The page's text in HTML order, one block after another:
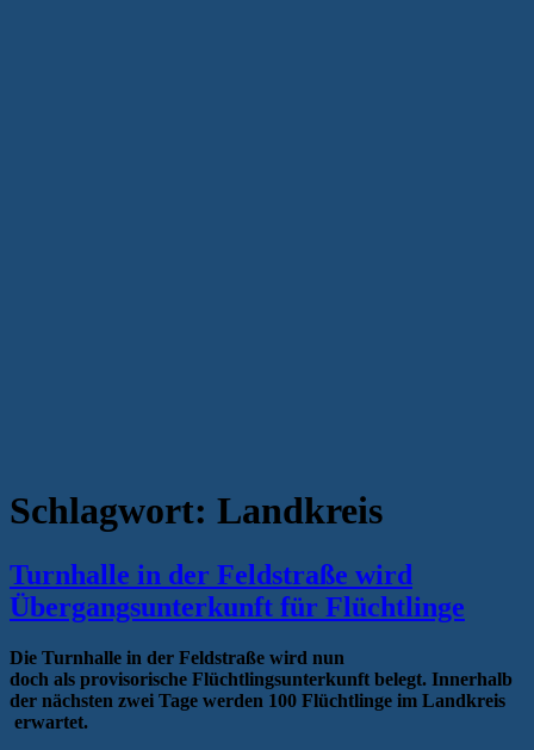
Schlagwort: Landkreis
Turnhalle in der Feldstraße wird
Übergangsunterkunft für Flüchtlinge
Die Turnhalle in der Feldstraße wird nun
doch als provisorische Flüchtlingsunterkunft belegt. Innerhalb
der nächsten zwei Tage werden 100 Flüchtlinge im Landkreis
erwartet.